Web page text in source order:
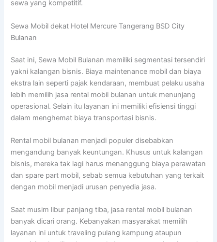
sewa yang kompetitif.
Sewa Mobil dekat Hotel Mercure Tangerang BSD City
Bulanan
Saat ini, Sewa Mobil Bulanan memiliki segmentasi tersendiri
yakni kalangan bisnis. Biaya maintenance mobil dan biaya
ekstra lain seperti pajak kendaraan, membuat pelaku usaha
lebih memilih jasa rental mobil bulanan untuk menunjang
operasional. Selain itu layanan ini memiliki efisiensi tinggi
dalam menghemat biaya transportasi bisnis.
Rental mobil bulanan menjadi populer disebabkan
mengandung banyak keuntungan. Khusus untuk kalangan
bisnis, mereka tak lagi harus menanggung biaya perawatan
dan spare part mobil, sebab semua kebutuhan yang terkait
dengan mobil menjadi urusan penyedia jasa.
Saat musim libur panjang tiba, jasa rental mobil bulanan
banyak dicari orang. Kebanyakan masyarakat memilih
layanan ini untuk traveling pulang kampung ataupun